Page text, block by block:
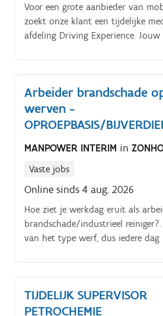
Voor een grote aanbieder van
zoekt onze klant een tijdelijke
afdeling Driving Experience. Jouw
chat.
Arbeider brandschade
werven -
OPROEPBASIS/
MANPOWER INTERIM in
Vaste jobs
Online sinds 4 aug. 2026
Hoe ziet je werkdag eruit als
brandschade/industrieel
van het type werf, dus iedere dag
TIJDELIJK SUPERVISOR
PETROCHEMIE